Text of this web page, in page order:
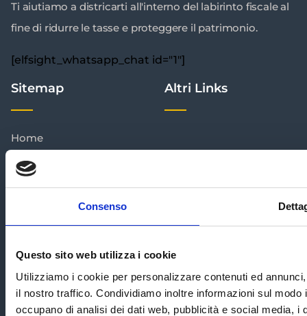
Consenso
Questo sito web utilizza i cookie
Utilizziamo i cookie per personalizzare contenuti ed
il nostro traffico. Condividiamo inoltre informazioni sul
occupano di analisi dei dati web, pubblicità e social media,
Ti aiutiamo a districarti all'interno del labirinto fiscale al
fine di ridurre le tasse e proteggere il patrimonio.
[elfsight_whatsapp_chat id="1"]
Sitemap
Home
Chi Siamo
Recensioni
Metodo Meta
Contatti
Altri Links
Indirizzo